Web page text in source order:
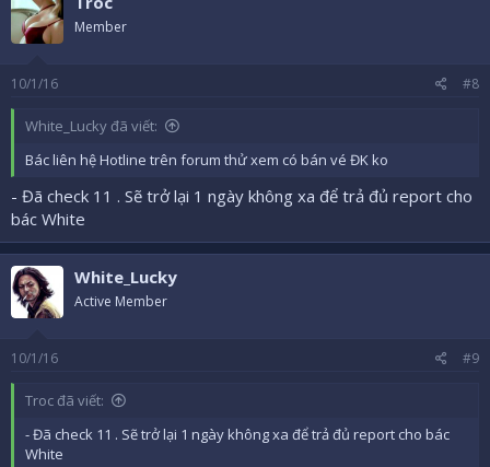
Member
10/1/16 #8
White_Lucky đã viết:
Bác liên hệ Hotline trên forum thử xem có bán vé ĐK ko
- Đã check 11 . Sẽ trở lại 1 ngày không xa để trả đủ report cho
bác White
White_Lucky
Active Member
10/1/16 #9
Troc đã viết:
- Đã check 11 . Sẽ trở lại 1 ngày không xa để trả đủ report cho bác
White